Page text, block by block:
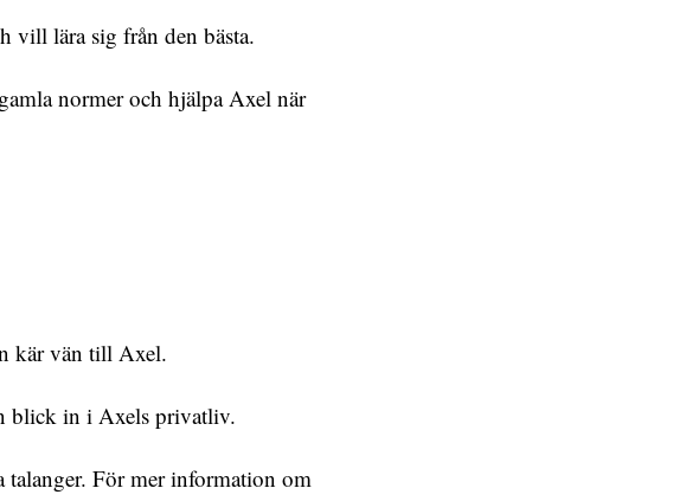
lära sig från den bästa.
normer och hjälpa Axel när
kär vän till Axel.
blick in i Axels privatliv.
För mer information om